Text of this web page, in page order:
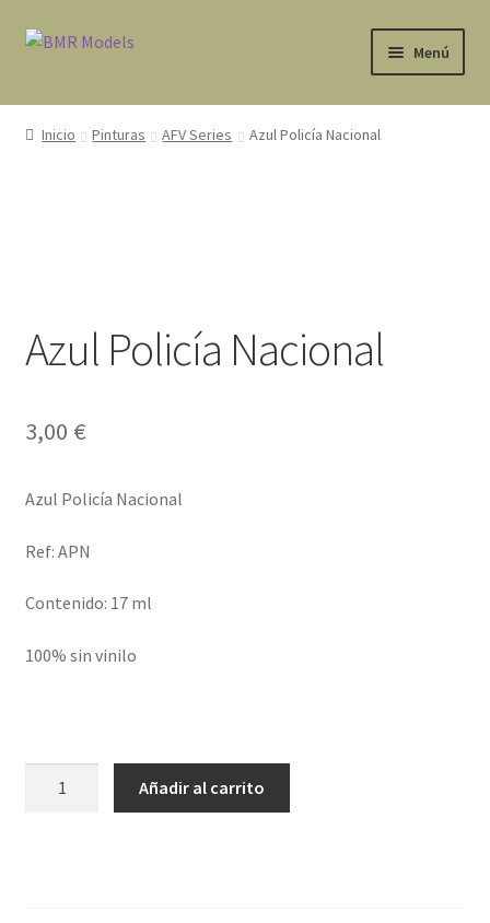
Ir
Ir
Menú
Tienda
Inicio Pinturas AFV Series Azul Policía Nacional
Azul Policía Nacional
3,00 €
Azul Policía Nacional
Ref: APN
Contenido: 17 ml
100% sin vinilo
Añadir al carrito